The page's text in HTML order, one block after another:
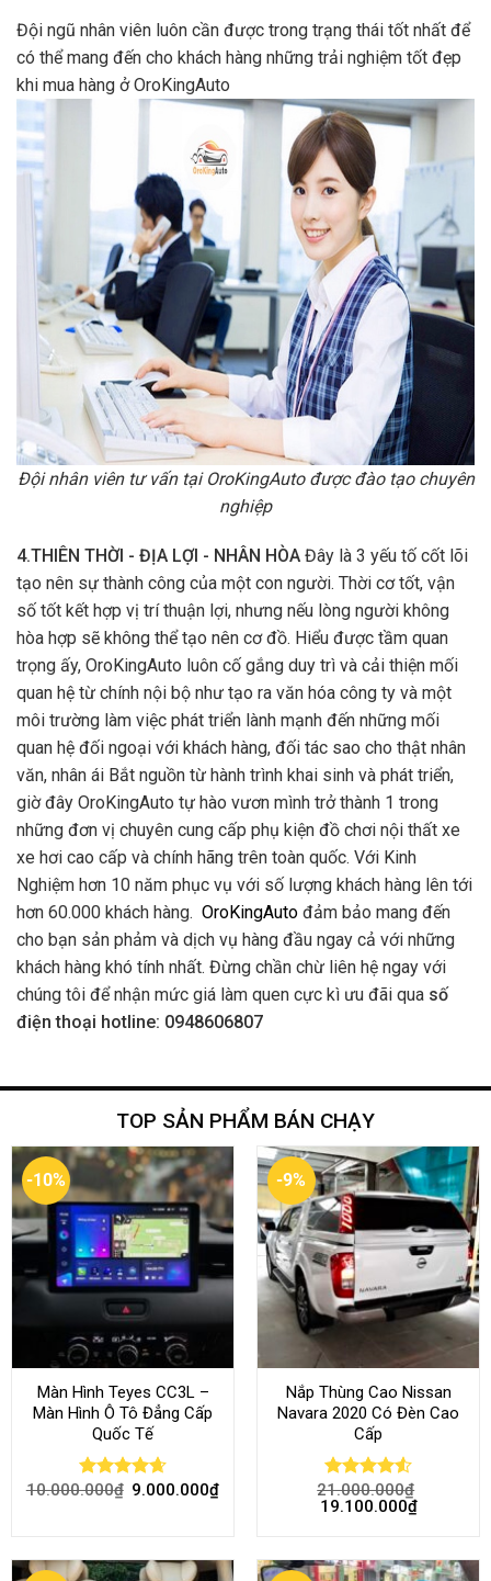
Đội ngũ nhân viên luôn cần được trong trạng thái tốt nhất để
có thể mang đến cho khách hàng những trải nghiệm tốt đẹp
khi mua hàng ở OroKingAuto
Đội nhân viên tư vấn tại OroKingAuto được đào tạo chuyên
nghiệp
4.THIÊN THỜI - ĐỊA LỢI - NHÂN HÒA Đây là 3 yếu tố cốt lõi
tạo nên sự thành công của một con người. Thời cơ tốt, vận
số tốt kết hợp vị trí thuận lợi, nhưng nếu lòng người không
hòa hợp sẽ không thể tạo nên cơ đồ. Hiểu được tầm quan
trọng ấy, OroKingAuto luôn cố gắng duy trì và cải thiện mối
quan hệ từ chính nội bộ như tạo ra văn hóa công ty và một
môi trường làm việc phát triển lành mạnh đến những mối
quan hệ đối ngoại với khách hàng, đối tác sao cho thật nhân
văn, nhân ái Bắt nguồn từ hành trình khai sinh và phát triển,
giờ đây OroKingAuto tự hào vươn mình trở thành 1 trong
những đơn vị chuyên cung cấp phụ kiện đồ chơi nội thất xe
xe hơi cao cấp và chính hãng trên toàn quốc. Với Kinh
Nghiệm hơn 10 năm phục vụ với số lượng khách hàng lên tới
hơn 60.000 khách hàng. OroKingAuto đảm bảo mang đến
cho bạn sản phảm và dịch vụ hàng đầu ngay cả với những
khách hàng khó tính nhất. Đừng chần chừ liên hệ ngay với
chúng tôi để nhận mức giá làm quen cực kì ưu đãi qua số
điện thoại hotline: 0948606807
TOP SẢN PHẨM BÁN CHẠY
-10%
Màn Hình Teyes CC3L –
Màn Hình Ô Tô Đẳng Cấp
Quốc Tế
Rated 4.68
10.000.000₫ 9.000.000₫
-9%
Nắp Thùng Cao Nissan
Navara 2020 Có Đèn Cao
Cấp
Rated4.52
out of 5
21.000.000₫
19.100.000₫